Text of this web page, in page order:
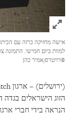
to expand Image
למוות ביום חמישי. התמונה צולמה
©רויטרס/אמיר כהן
)ירושלים) – ארגון
הנראה בידי חברי